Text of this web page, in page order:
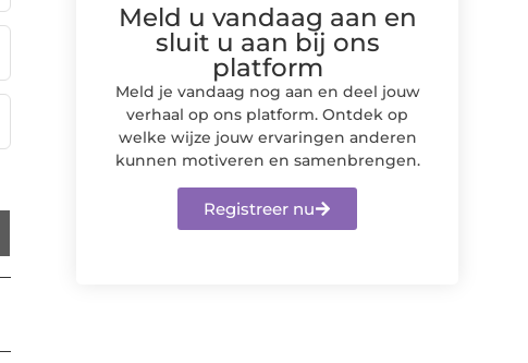
Meld u vandaag aan en
sluit u aan bij ons
platform
Meld je vandaag nog aan en deel jouw
verhaal op ons platform. Ontdek op
welke wijze jouw ervaringen anderen
kunnen motiveren en samenbrengen.
Registreer nu